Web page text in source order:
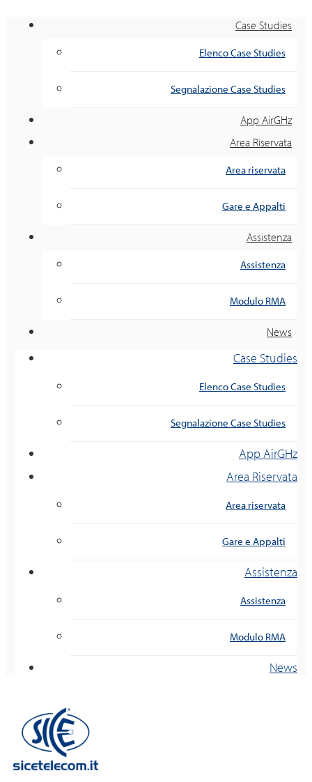
Case Studies
Elenco Case Studies
Segnalazione Case Studies
App AirGHz
Area Riservata
Area riservata
Gare e Appalti
Assistenza
Assistenza
Modulo RMA
News
Case Studies
Elenco Case Studies
Segnalazione Case Studies
App AirGHz
Area Riservata
Area riservata
Gare e Appalti
Assistenza
Assistenza
Modulo RMA
News